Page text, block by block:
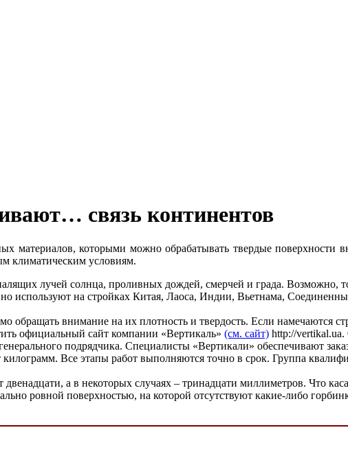
связь континентов
материалов, которыми можно обрабатывать твердые поверхности
климатическим условиям.
лучей солнца, проливных дождей, смерчей и града. Возможно,
используют на стройках Китая, Лаоса, Индии, Вьетнама,
обращать внимание на их плотность и твердость. Если намечаются
официальный сайт компании «Вертикаль» (см. сайт) http://vertikal.ua.
подрядчика. Специалисты «Вертикали» обеспечивают
килограмм. Все этапы работ выполняются точно в срок. Группа
а в некоторых случаях – тринадцати миллиметров. Что
ровной поверхностью, на которой отсутствуют какие-либо